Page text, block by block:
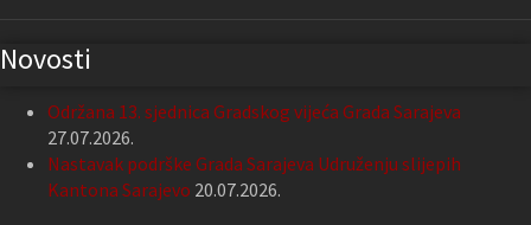
Novosti
Održana 13. sjednica Gradskog vijeća Grada Sarajeva
27.07.2026.
Nastavak podrške Grada Sarajeva Udruženju slijepih
Kantona Sarajevo 20.07.2026.